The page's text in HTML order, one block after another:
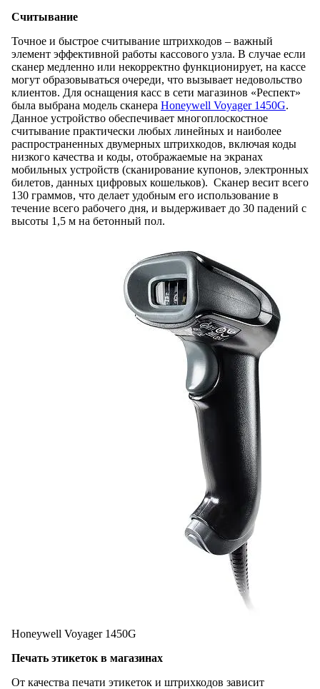
Считывание
Точное и быстрое считывание штрихкодов – важный
элемент эффективной работы кассового узла. В случае если
сканер медленно или некорректно функционирует, на кассе
могут образовываться очереди, что вызывает недовольство
клиентов. Для оснащения касс в сети магазинов «Респект»
была выбрана модель сканера Honeywell Voyager 1450G.
Данное устройство обеспечивает многоплоскостное
считывание практически любых линейных и наиболее
распространенных двумерных штрихкодов, включая коды
низкого качества и коды, отображаемые на экранах
мобильных устройств (сканирование купонов, электронных
билетов, данных цифровых кошельков). Сканер весит всего
130 граммов, что делает удобным его использование в
течение всего рабочего дня, и выдерживает до 30 падений с
высоты 1,5 м на бетонный пол.
Honeywell Voyager 1450G
Печать этикеток в магазинах
От качества печати этикеток и штрихкодов зависит